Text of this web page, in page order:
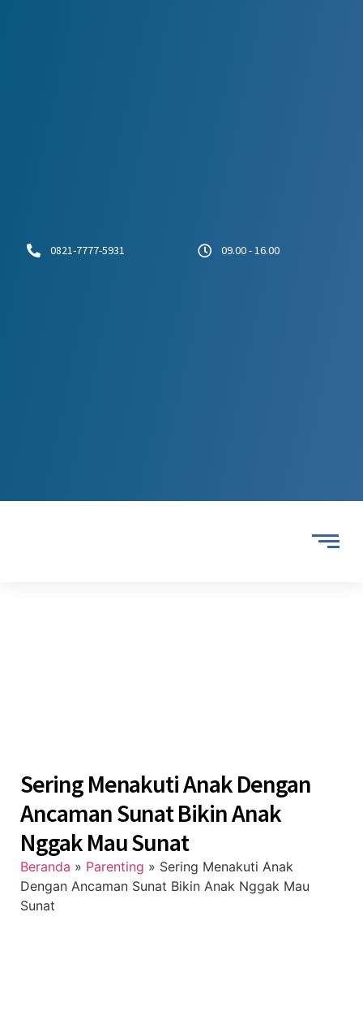
0821-7777-5931 09.00 - 16.00
Sering Menakuti Anak Dengan
Ancaman Sunat Bikin Anak
Nggak Mau Sunat
Beranda » Parenting » Sering Menakuti Anak
Dengan Ancaman Sunat Bikin Anak Nggak Mau
Sunat